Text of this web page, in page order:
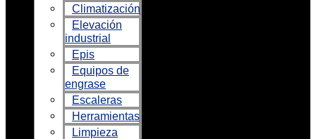
Climatización
Elevación
industrial
Epis
Equipos de
engrase
Escaleras
Herramientas
Limpieza